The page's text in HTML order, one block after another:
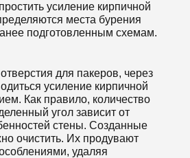
усиление кирпичной
места бурения
подготовленным схемам.
для пакеров, через
усиление кирпичной
Как правило, количество
угол зависит от
стены. Созданные
очистить. Их продувают
удаляя